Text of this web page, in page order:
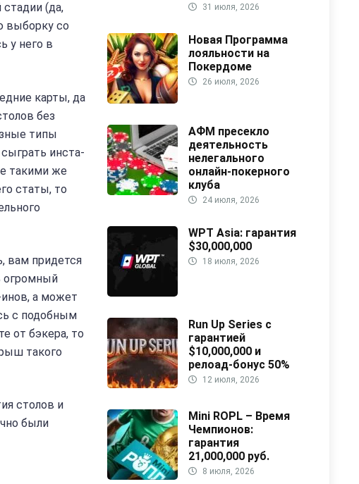
(да,
выборку со
у него в
карты, да
без
типы
инста-
такими же
статы, то
вам придется
огромный
а может
с подобным
от бэкера, то
такого
столов и
были
31 июля, 2026
Новая Программа
лояльности на
Покердоме
26 июля, 2026
АФМ пресекло
деятельность
нелегального
онлайн-покерного
клуба
24 июля, 2026
WPT Asia: гарантия
$30,000,000
18 июля, 2026
Run Up Series с
гарантией
$10,000,000 и
релоад-бонус 50%
12 июля, 2026
Mini ROPL – Время
Чемпионов:
гарантия
21,000,000 руб.
8 июля, 2026